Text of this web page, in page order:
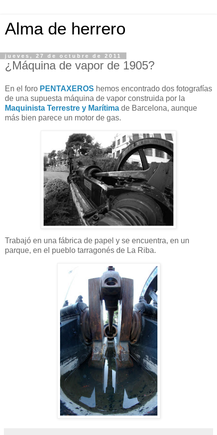
Alma de herrero
jueves, 27 de octubre de 2011
¿Máquina de vapor de 1905?
En el foro PENTAXEROS hemos encontrado dos fotografías
de una supuesta máquina de vapor construida por la
Maquinista Terrestre y Marítima de Barcelona, aunque
más bien parece un motor de gas.
Trabajó en una fábrica de papel y se encuentra, en un
parque, en el pueblo tarragonés de La Riba.